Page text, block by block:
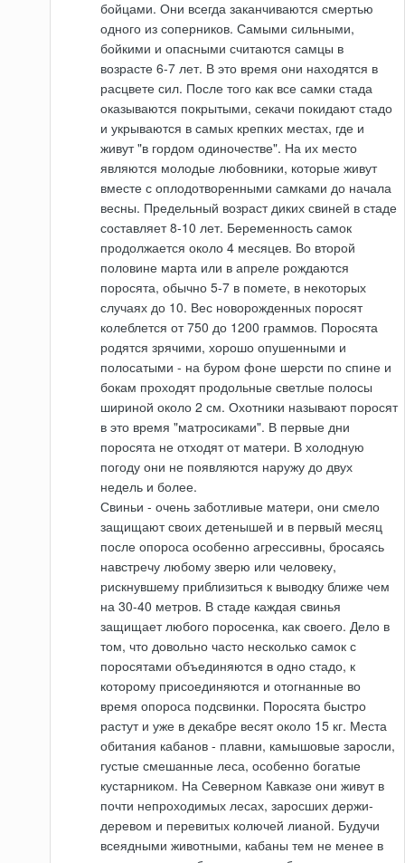
бойцами. Они всегда заканчиваются смертью
одного из соперников. Самыми сильными,
бойкими и опасными считаются самцы в
возрасте 6-7 лет. В это время они находятся в
расцвете сил. После того как все самки стада
оказываются покрытыми, секачи покидают стадо
и укрываются в самых крепких местах, где и
живут "в гордом одиночестве". На их место
являются молодые любовники, которые живут
вместе с оплодотворенными самками до начала
весны. Предельный возраст диких свиней в стаде
составляет 8-10 лет. Беременность самок
продолжается около 4 месяцев. Во второй
половине марта или в апреле рождаются
поросята, обычно 5-7 в помете, в некоторых
случаях до 10. Вес новорожденных поросят
колеблется от 750 до 1200 граммов. Поросята
родятся зрячими, хорошо опушенными и
полосатыми - на буром фоне шерсти по спине и
бокам проходят продольные светлые полосы
шириной около 2 см. Охотники называют поросят
в это время "матросиками". В первые дни
поросята не отходят от матери. В холодную
погоду они не появляются наружу до двух
недель и более.
Свиньи - очень заботливые матери, они смело
защищают своих детенышей и в первый месяц
после опороса особенно агрессивны, бросаясь
навстречу любому зверю или человеку,
рискнувшему приблизиться к выводку ближе чем
на 30-40 метров. В стаде каждая свинья
защищает любого поросенка, как своего. Дело в
том, что довольно часто несколько самок с
поросятами объединяются в одно стадо, к
которому присоединяются и отогнанные во
время опороса подсвинки. Поросята быстро
растут и уже в декабре весят около 15 кг. Места
обитания кабанов - плавни, камышовые заросли,
густые смешанные леса, особенно богатые
кустарником. На Северном Кавказе они живут в
почти непроходимых лесах, заросших держи-
деревом и перевитых колючей лианой. Будучи
всеядными животными, кабаны тем не менее в